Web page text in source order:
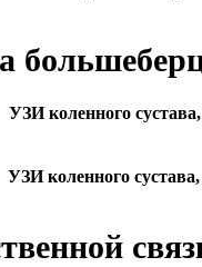
УЗИ коленного
УЗИ коленного